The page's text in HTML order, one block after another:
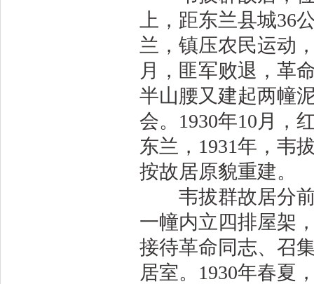
上，距东兰县城36
兰，镇压农民运动
月，匪军败退，革
半山腰又建起两幢
会。1930年10月，
东兰，1931年，韦
按故居原貌重建。
韦拔群故居分前
一幢内立四排屋架
接待革命同志、召
居室。1930年春夏